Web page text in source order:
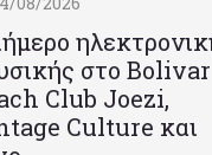
στο Bolivar
Club Joezi,
Culture και